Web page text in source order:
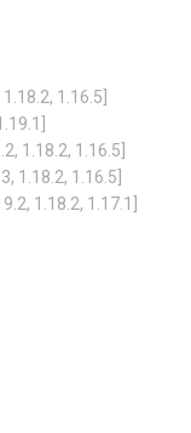
1.16.5]
1.18.2, 1.16.5]
1.18.2, 1.16.5]
1.18.2, 1.17.1]